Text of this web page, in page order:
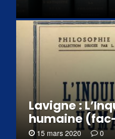
Lavigne :
humaine
15 mars 2020 0